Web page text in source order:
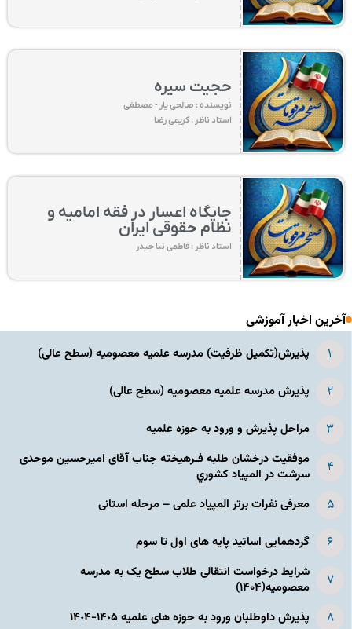
حجیت سیره
نویسنده : صالحی یار - مصطفی
استاد ناظر : کریمی رضا
جایگاه اعسار در فقه امامیه و
نظام حقوقی ایران
استاد ناظر : فاطمی نیا حیدر
آخرین اخبار آموزشی
پذیرش(تکمیل ظرفیت) مدرسه علمیه معصومیه‌ (سطح عالی)
پذیرش مدرسه علمیه معصومیه‌ (سطح عالی)
مراحل پذیرش و ورود به حوزه علمیه
موفقیت درخشان طلبه فـرهیخته جناب آقای امیرحسین موحدی
سرشت در المپياد كشوري
معرفی نفرات برتر المپیاد علمی – مرحله استانی
گردهمایی اساتید پایه های اول تا سوم
شرایط درخواست انتقالی طلاب سطح یک به مدرسه
معصومیه(۱۴۰۴)
پذیرش داوطلبان ورود به حوزه های علمیه ١۴٠۵-١۴٠۴